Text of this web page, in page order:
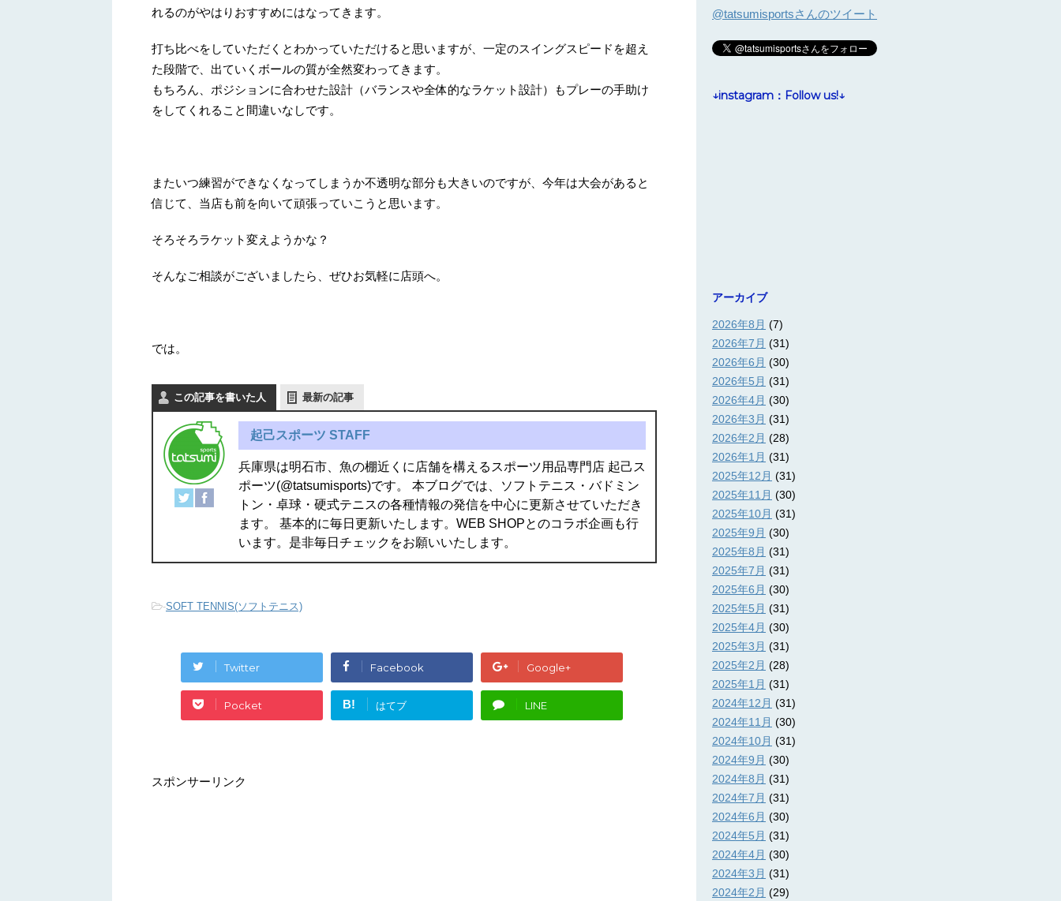
れるのがやはりおすすめにはなってきます。
打ち比べをしていただくとわかっていただけると思いますが、一定のスイングスピードを超え
た段階で、出ていくボールの質が全然変わってきます。
もちろん、ポジションに合わせた設計（バランスや全体的なラケット設計）もプレーの手助け
をしてくれること間違いなしです。
またいつ練習ができなくなってしまうか不透明な部分も大きいのですが、今年は大会があると
信じて、当店も前を向いて頑張っていこうと思います。
そろそろラケット変えようかな？
そんなご相談がございましたら、ぜひお気軽に店頭へ。
では。
この記事を書いた人 最新の記事
起己スポーツ STAFF
兵庫県は明石市、魚の棚近くに店舗を構えるスポーツ用品専門店 起己ス
ポーツ(@tatsumisports)です。 本ブログでは、ソフトテニス・バドミン
トン・卓球・硬式テニスの各種情報の発信を中心に更新させていただき
ます。 基本的に毎日更新いたします。WEB SHOPとのコラボ企画も行
います。是非毎日チェックをお願いいたします。
-SOFT TENNIS(ソフトテニス)
Twitter Facebook Google+
Pocket B! はてブ LINE
スポンサーリンク
@tatsumisportsさんのツイート
↓instagram：Follow us!↓
アーカイブ
2026年8月 (7)
2026年7月 (31)
2026年6月 (30)
2026年5月 (31)
2026年4月 (30)
2026年3月 (31)
2026年2月 (28)
2026年1月 (31)
2025年12月 (31)
2025年11月 (30)
2025年10月 (31)
2025年9月 (30)
2025年8月 (31)
2025年7月 (31)
2025年6月 (30)
2025年5月 (31)
2025年4月 (30)
2025年3月 (31)
2025年2月 (28)
2025年1月 (31)
2024年12月 (31)
2024年11月 (30)
2024年10月 (31)
2024年9月 (30)
2024年8月 (31)
2024年7月 (31)
2024年6月 (30)
2024年5月 (31)
2024年4月 (30)
2024年3月 (31)
2024年2月 (29)